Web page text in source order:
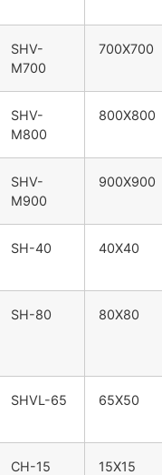
SHV-
M700
700X700
SHV-
M800
800X800
SHV-
M900
900X900
SH-40 40X40
SH-80 80X80
SHVL-65 65X50
CH-15 15X15